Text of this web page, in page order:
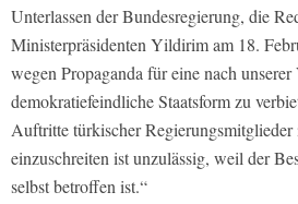
Unterlassen der Bundesregierung, die
Ministerpräsidenten Yildirim am 18.
wegen Propaganda für eine nach unserer
demokratiefeindliche Staatsform zu
Auftritte türkischer Regierungsmitglieder
einzuschreiten ist unzulässig, weil der
selbst betroffen ist.“